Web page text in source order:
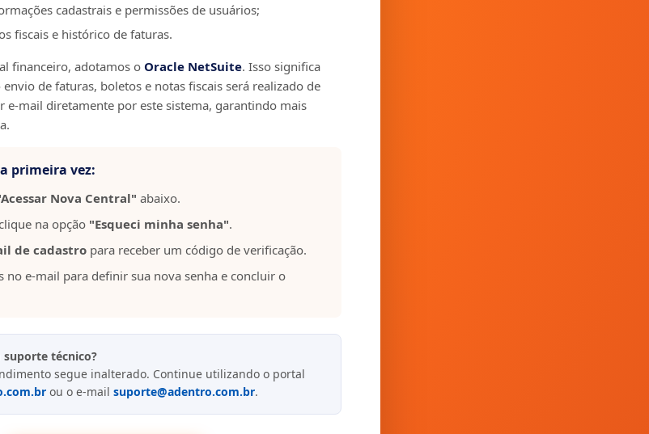
cadastrais e permissões de usuários;
fiscais e histórico de faturas.
financeiro, adotamos o Oracle NetSuite. Isso significa
de faturas, boletos e notas fiscais será realizado de
e-mail diretamente por este sistema, garantindo mais
primeira vez:
Nova Central" abaixo.
na opção "Esqueci minha senha".
de cadastro para receber um código de verificação.
no e-mail para definir sua nova senha e concluir o
suporte técnico?
segue inalterado. Continue utilizando o portal
ou o e-mail suporte@adentro.com.br.